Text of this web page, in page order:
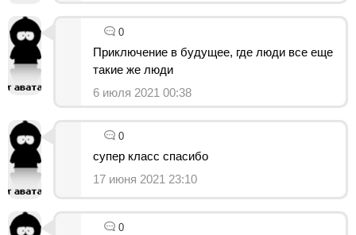
0
Приключение в будущее, где люди все еще
такие же люди
6 июля 2021 00:38
0
супер класс спасибо
17 июня 2021 23:10
0